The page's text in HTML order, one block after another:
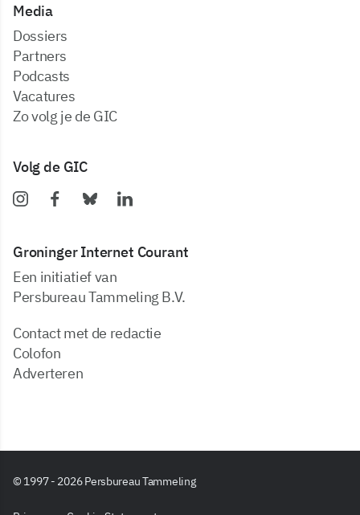
Media
dossiers
partners
podcasts
vacatures
zo volg je de GIC
Volg de GIC
Groninger Internet Courant
Een initiatief van
Persbureau Tammeling B.V.
Contact met de redactie
Colofon
Adverteren
© 1997 - 2026 Persbureau Tammeling